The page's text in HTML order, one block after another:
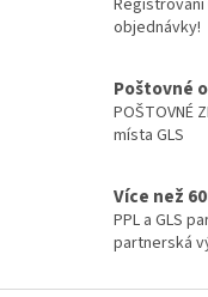
objednávky!
Poštovné
POŠTOVNÉ
místa GLS
Více než
PPL a GLS
partnerská